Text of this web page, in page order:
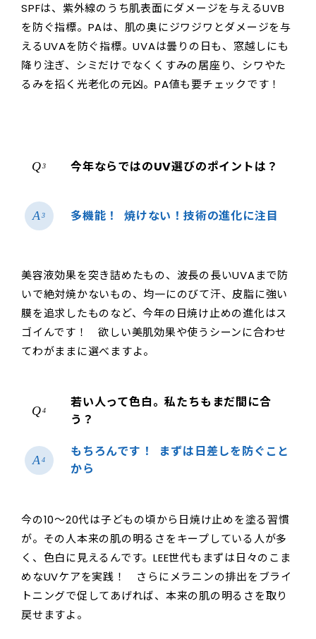
SPFは、紫外線のうち肌表面にダメージを与えるUVB
を防ぐ指標。PAは、肌の奥にジワジワとダメージを与
えるUVAを防ぐ指標。UVAは曇りの日も、窓越しにも
降り注ぎ、シミだけでなくくすみの居座り、シワやた
るみを招く光老化の元凶。PA値も要チェックです！
3 今年ならではのUV選びのポイントは？
3 多機能！ 焼けない！技術の進化に注目
美容液効果を突き詰めたもの、波長の長いUVAまで防
いで絶対焼かないもの、均一にのびて汗、皮脂に強い
膜を追求したものなど、今年の日焼け止めの進化はス
ゴイんです！ 欲しい美肌効果や使うシーンに合わせ
てわがままに選べますよ。
4
若い人って色白。私たちもまだ間に合
う？
4
もちろんです！ まずは日差しを防ぐこと
から
今の10〜20代は子どもの頃から日焼け止めを塗る習慣
が。その人本来の肌の明るさをキープしている人が多
く、色白に見えるんです。LEE世代もまずは日々のこま
めなUVケアを実践！ さらにメラニンの排出をブライ
トニングで促してあげれば、本来の肌の明るさを取り
戻せますよ。